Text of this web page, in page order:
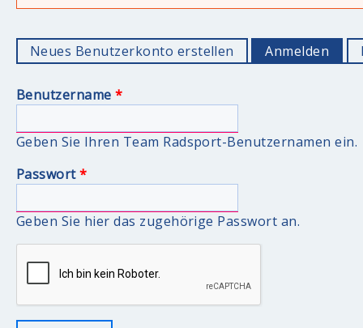
Haupt-Reiter
Neues Benutzerkonto erstellen Anmelden
Benutzername*
Geben Sie Ihren Team Radsport-Benutzernamen ein.
Passwort*
Geben Sie hier das zugehörige Passwort an.